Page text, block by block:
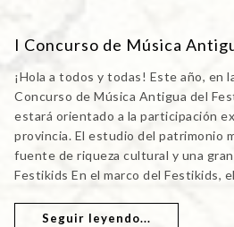
I Concurso de Música
¡Hola a todos y todas! Este año, en
Concurso de Música Antigua del
estará orientado a la participación
provincia. El estudio del patrimonio
fuente de riqueza cultural y una
Festikids En el marco del Festikids,
Seguir leyendo...